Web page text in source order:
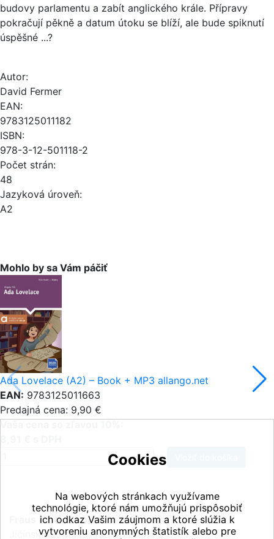
budovy parlamentu a zabít anglického krále. Přípravy
pokračují pěkně a datum útoku se blíží, ale bude spiknutí
úspěšné ...?
Autor:
David Fermer
EAN:
9783125011182
ISBN:
978-3-12-501118-2
Počet strán:
48
Jazyková úroveň:
A2
Mohlo by sa Vám páčiť
Ada Lovelace (A2) – Book + MP3 allango.net
EAN: 9783125011663
Predajná cena: 9,90 €
ks
Fraus Klett, s.r.o.
Jičínská 2348/10, 130 00 Praha 3
Cookies
Na webových stránkach využívame
technológie, ktoré nám umožňujú prispôsobiť
ich odkaz Vašim záujmom a ktoré slúžia k
vytvoreniu anonymných štatistík alebo pre